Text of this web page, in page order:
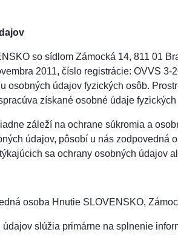
so sídlom Zámocká 14, 811 01
2011, číslo registrácie: OVVS
osobných údajov fyzických osôb.
získané osobné údaje fyzických
záleží na ochrane súkromia a
údajov, pôsobí u nás zodpovedná
sa ochrany osobných údajov
osoba Hnutie SLOVENSKO,
slúžia primárne na splnenie